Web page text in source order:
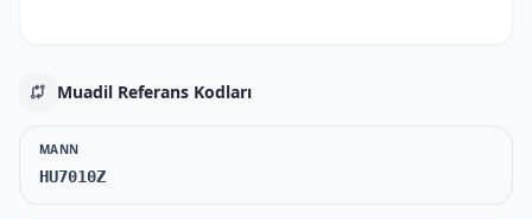
Muadil Referans Kodları
MANN
HU7010Z